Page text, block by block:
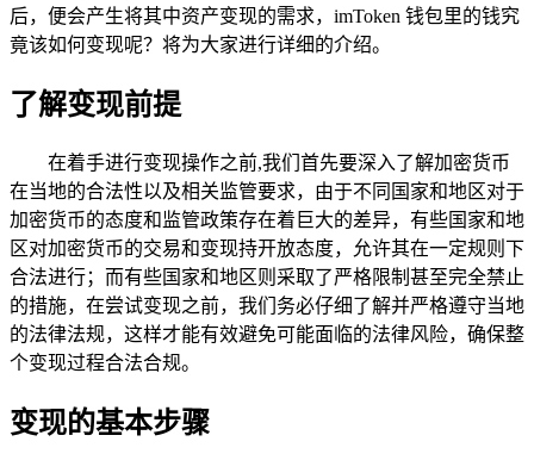
后，便会产生将其中资产变现的需求，imToken 钱包里的钱究
竟该如何变现呢？将为大家进行详细的介绍。
了解变现前提
在着手进行变现操作之前,我们首先要深入了解加密货币
在当地的合法性以及相关监管要求，由于不同国家和地区对于
加密货币的态度和监管政策存在着巨大的差异，有些国家和地
区对加密货币的交易和变现持开放态度，允许其在一定规则下
合法进行；而有些国家和地区则采取了严格限制甚至完全禁止
的措施，在尝试变现之前，我们务必仔细了解并严格遵守当地
的法律法规，这样才能有效避免可能面临的法律风险，确保整
个变现过程合法合规。
变现的基本步骤